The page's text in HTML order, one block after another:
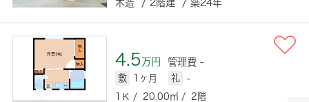
木造 / 2階建 / 築24年
4.5万円 管理費 -
敷 1ヶ月 礼
-
1Ｋ / 20.00㎡ / 2階